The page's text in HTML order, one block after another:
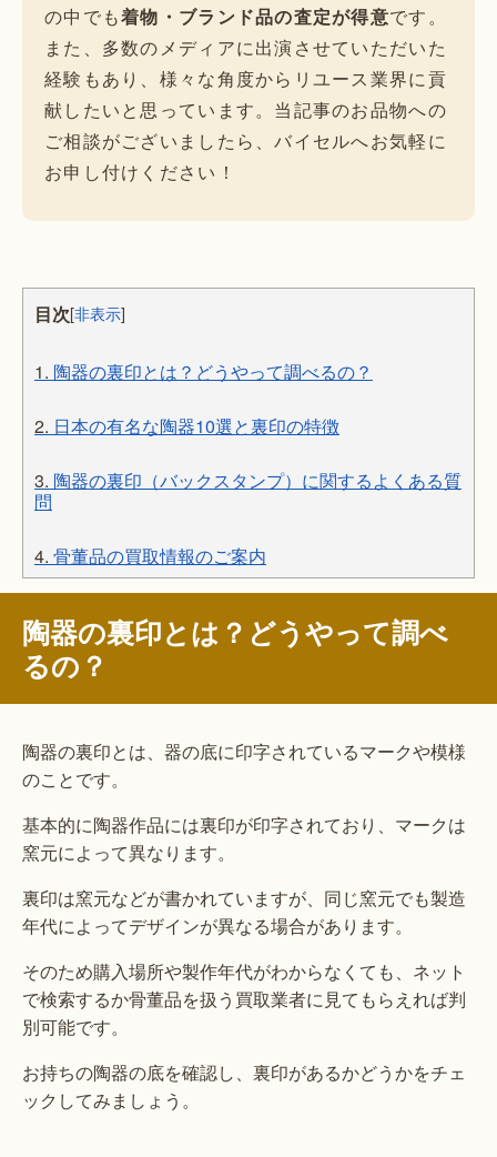
の中でも着物・ブランド品の査定が得意です。
また、多数のメディアに出演させていただいた
経験もあり、様々な角度からリユース業界に貢
献したいと思っています。当記事のお品物への
ご相談がございましたら、バイセルへお気軽に
お申し付けください！
目次[非表示]
1. 陶器の裏印とは？どうやって調べるの？
2. 日本の有名な陶器10選と裏印の特徴
3. 陶器の裏印（バックスタンプ）に関するよくある質
問
4. 骨董品の買取情報のご案内
陶器の裏印とは？どうやって調べ
るの？
陶器の裏印とは、器の底に印字されているマークや模様
のことです。
基本的に陶器作品には裏印が印字されており、マークは
窯元によって異なります。
裏印は窯元などが書かれていますが、同じ窯元でも製造
年代によってデザインが異なる場合があります。
そのため購入場所や製作年代がわからなくても、ネット
で検索するか骨董品を扱う買取業者に見てもらえれば判
別可能です。
お持ちの陶器の底を確認し、裏印があるかどうかをチェ
ックしてみましょう。